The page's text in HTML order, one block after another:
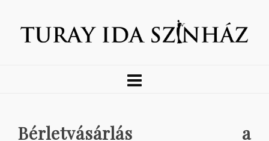
Bérletvásárlás a